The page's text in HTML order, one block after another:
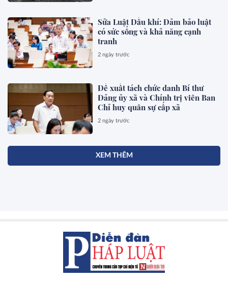
Sửa Luật Dầu khí: Đảm bảo luật
có sức sống và khả năng cạnh
tranh
2 ngày trước
Đề xuất tách chức danh Bí thư
Đảng ủy xã và Chính trị viên Ban
Chỉ huy quân sự cấp xã
2 ngày trước
XEM THÊM